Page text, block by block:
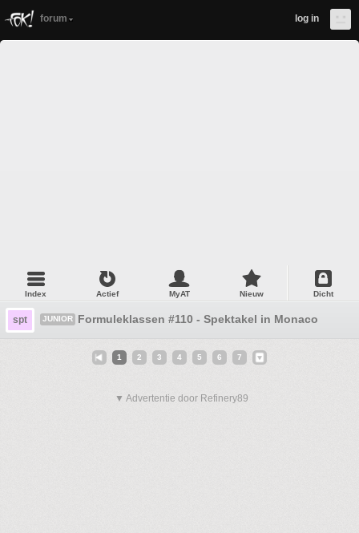
forum log in
Index Actief MyAT Nieuw Dicht
spt JUNIOR Formuleklassen #110 - Spektakel in Monaco
1 2 3 4 5 6 7
▼ Advertentie door Refinery89